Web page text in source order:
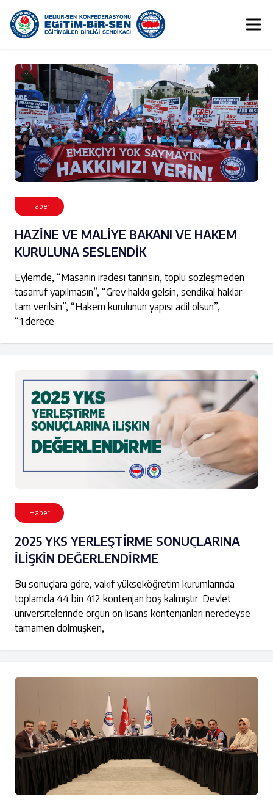
Haber
HAZİNE VE MALİYE BAKANI VE HAKEM
KURULUNA SESLENDİK
Eylemde, “Masanın iradesi tanınsın, toplu sözleşmeden
tasarruf yapılmasın”, “Grev hakkı gelsin, sendikal haklar
tam verilsin”, “Hakem kurulunun yapısı adil olsun”,
“1.derece
Haber
2025 YKS YERLEŞTİRME SONUÇLARINA
İLİŞKİN DEĞERLENDİRME
Bu sonuçlara göre, vakıf yükseköğretim kurumlarında
toplamda 44 bin 412 kontenjan boş kalmıştır. Devlet
üniversitelerinde örgün ön lisans kontenjanları neredeyse
tamamen dolmuşken,